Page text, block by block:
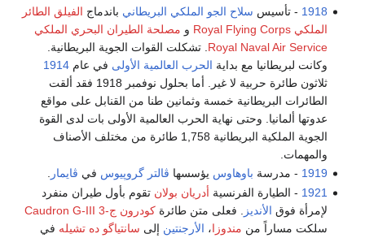
1918 - تأسيس سلاح الجو الملكي البريطاني باندماج الفيلق الطائر
الملكي Royal Flying Corps
و مصلحة الطيران البحري الملكي
Royal Naval Air Service . تشكلت القوات الجوية البريطانية.
وكانت لبريطانيا مع بداية الحرب العالمية الأولى في عام1914
ثلاثون طائرة حربية لا غير. أما بحلول نوفمبر 1918 فقد ألقت
الطائرات البريطانية خمسة وثمانين طنا من القنابل على مواقع
عدوتها ألمانيا. وحتى نهاية الحرب العالمية الأولى بات لدى القوة
الجوية الملكية البريطانية 1,758 طائرة من مختلف الأصناف
والمهمات.
1919 - مدرسة باوهاوس يؤسسها ڤالتر گروپيوس في ڤايمار
1921 - الطيارة الفرنسية أدريان بولان تقوم بأول طيران منفرد
لإمرأة فوق الأنديز . فعلى متن طائرةكودرون ج-3 Caudron G-III
سلكت مساراً من مندوزا، الأرجنتين إلى سانتياگو ده تشيله في